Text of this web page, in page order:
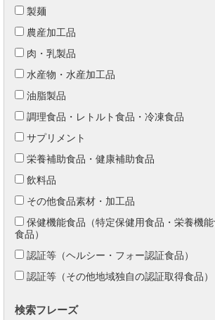
製麺
農産加工品
肉・乳製品
水産物・水産加工品
油脂製品
調理食品・レトルト食品・冷凍食品
サプリメント
栄養補助食品・健康補助食品
飲料品
その他食品素材・加工品
保健機能食品（特定保健用食品・栄養機
食品）
認証等（ヘルシー・フォー認証食品）
認証等（その他地域独自の認証取得食品）
検索フレーズ